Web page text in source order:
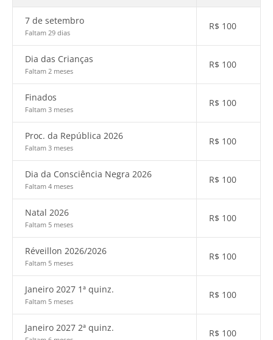
7 de setembro
Faltam 29 dias
R$ 100
Dia das Crianças
Faltam 2 meses
R$ 100
Finados
Faltam 3 meses
R$ 100
Proc. da República 2026
Faltam 3 meses
R$ 100
Dia da Consciência Negra 2026
Faltam 4 meses
R$ 100
Natal 2026
Faltam 5 meses
R$ 100
Réveillon 2026/2026
Faltam 5 meses
R$ 100
Janeiro 2027 1ª quinz.
Faltam 5 meses
R$ 100
Janeiro 2027 2ª quinz. R$ 100